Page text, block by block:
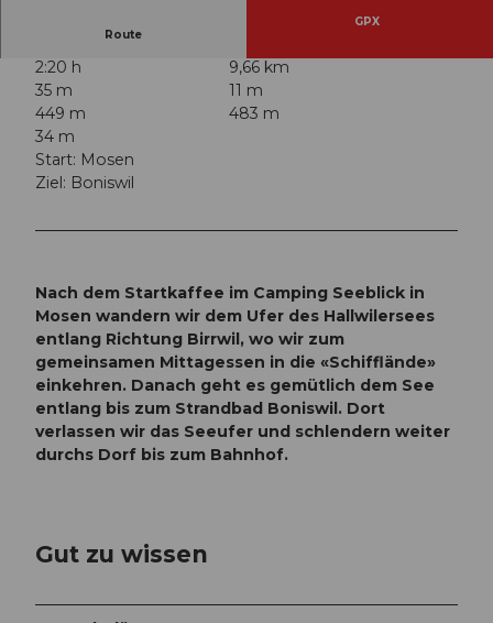
Route
GPX
2:20 h
9,66 km
35 m
11 m
449 m
483 m
34 m
Start: Mosen
Ziel: Boniswil
Nach dem Startkaffee im Camping Seeblick in
Mosen wandern wir dem Ufer des Hallwilersees
entlang Richtung Birrwil, wo wir zum
gemeinsamen Mittagessen in die «Schifflände»
einkehren. Danach geht es gemütlich dem See
entlang bis zum Strandbad Boniswil. Dort
verlassen wir das Seeufer und schlendern weiter
durchs Dorf bis zum Bahnhof.
Gut zu wissen